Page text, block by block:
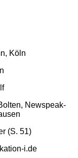
Köln
Newspeak-
(S. 51)
i.de